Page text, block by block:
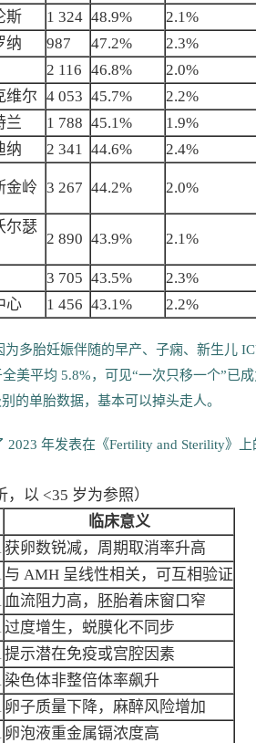
斯 1 324 48.9% 2.1%
纳 987 47.2% 2.3%
2 116 46.8% 2.0%
维尔 4 053 45.7% 2.2%
兰 1 788 45.1% 1.9%
纳 2 341 44.6% 2.4%
金岭 3 267 44.2% 2.0%
尔瑟
2 890 43.9% 2.1%
3 705 43.5% 2.3%
心 1 456 43.1% 2.2%
多胎妊娠伴随的早产、子痫、新生儿
美平均 5.8%，可见“一次只移一个”已
的单胎数据，基本可以掉头走人。
年发表在《Fertility and Sterility》
以 <35 岁为参照）
临床意义
获卵数锐减，周期取消率升高
与 AMH 呈线性相关，可互相验证
血流阻力高，胚胎着床窗口窄
过度增生，蜕膜化不同步
提示潜在免疫或宫腔因素
染色体非整倍体率飙升
卵子质量下降，麻醉风险增加
卵泡液重金属镉浓度高